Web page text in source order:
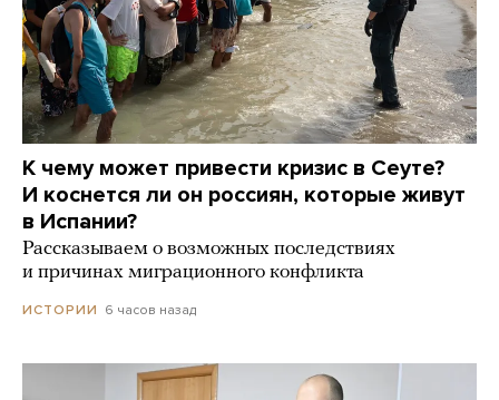
К чему может привести кризис в Сеуте?
И коснется ли он россиян, которые живут
в Испании?
Рассказываем о возможных последствиях
и причинах миграционного конфликта
ИСТОРИИ 6 часов назад